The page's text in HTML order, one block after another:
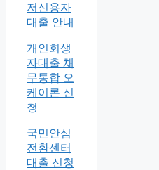
저신용자
대출 안내
개인회생
자대출 채
무통합 오
케이론 신
청
국민안심
전환센터
대출 신청